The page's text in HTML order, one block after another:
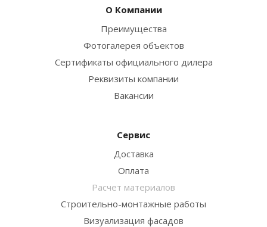
О Компании
Преимущества
Фотогалерея объектов
Сертификаты официального дилера
Реквизиты компании
Вакансии
Сервис
Доставка
Оплата
Расчет материалов
Строительно-монтажные работы
Визуализация фасадов